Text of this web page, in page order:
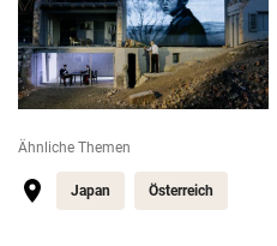
Ähnliche Themen
Japan Österreich